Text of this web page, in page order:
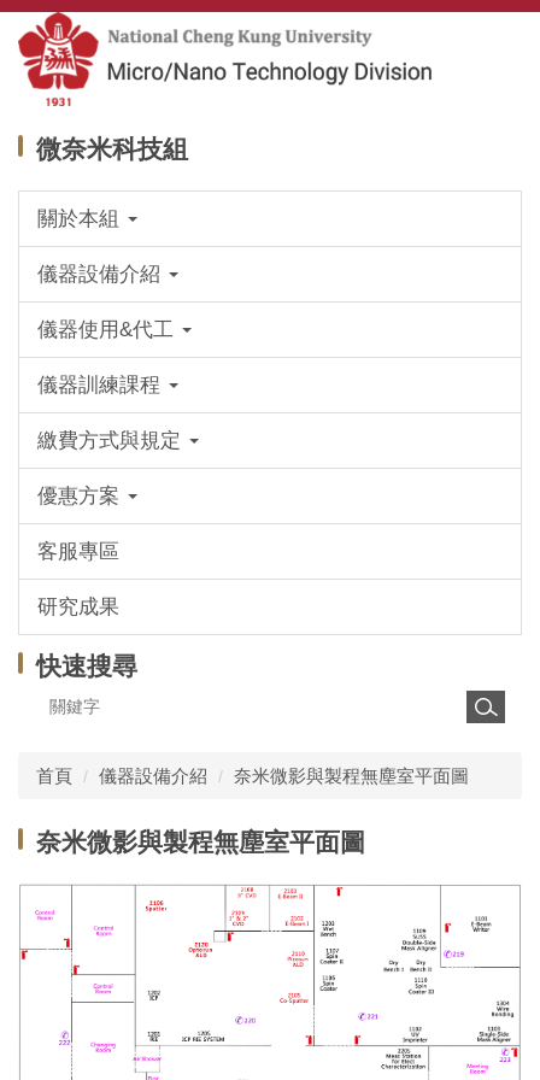
跳
到
主
容
微奈米科技組
關於本組
儀器設備介紹
儀器使用&代工
儀器訓練課程
繳費方式與規定
優惠方案
客服專區
研究成果
快速搜尋
首頁 儀器設備介紹 奈米微影與製程無塵室平面圖
奈米微影與製程無塵室平面圖